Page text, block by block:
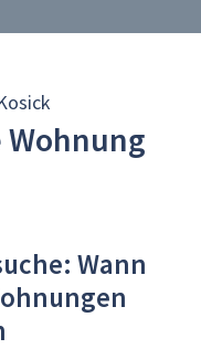
Wann